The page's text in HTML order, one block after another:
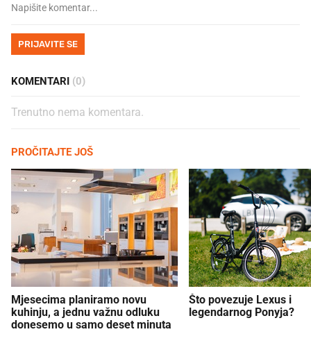
PRIJAVITE SE
KOMENTARI (0)
Trenutno nema komentara.
PROČITAJTE JOŠ
Mjesecima planiramo novu
kuhinju, a jednu važnu odluku
donesemo u samo deset minuta
Što povezuje Lexus i
legendarnog Ponyja?